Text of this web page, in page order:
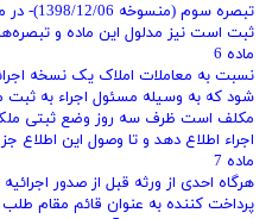
تبصره
ثبت است نیز مدلول این ماده و
ماده 6
نسبت به معاملات املاک یک نسخه
شود که به وسیله مسئول اجراء به
مکلف است ظرف سه روز وضع ثبتی
اجراء اطلاع دهد و تا وصول این اطلاع
ماده 7
هرگاه احدی از ورثه قبل از صدور
پرداخت کننده به عنوان قائم‌ مقام طلب